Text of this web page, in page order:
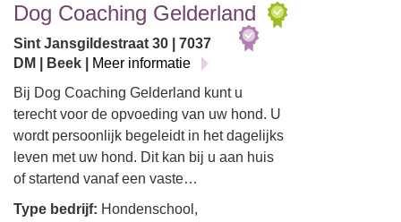
Dog Coaching Gelderland
Sint Jansgildestraat 30 | 7037
DM | Beek |
Meer informatie
Bij Dog Coaching Gelderland kunt u
terecht voor de opvoeding van uw hond. U
wordt persoonlijk begeleidt in het dagelijks
leven met uw hond. Dit kan bij u aan huis
of startend vanaf een vaste…
Type bedrijf: Hondenschool,